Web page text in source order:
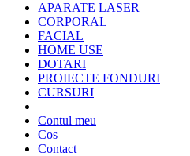
APARATE LASER
CORPORAL
FACIAL
HOME USE
DOTARI
PROIECTE FONDURI
CURSURI
Contul meu
Cos
Contact